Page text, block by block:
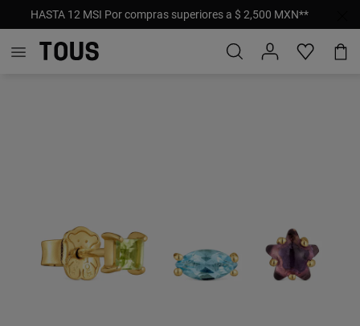
HASTA 12 MSI Por compras superiores a $ 2,500 MXN**